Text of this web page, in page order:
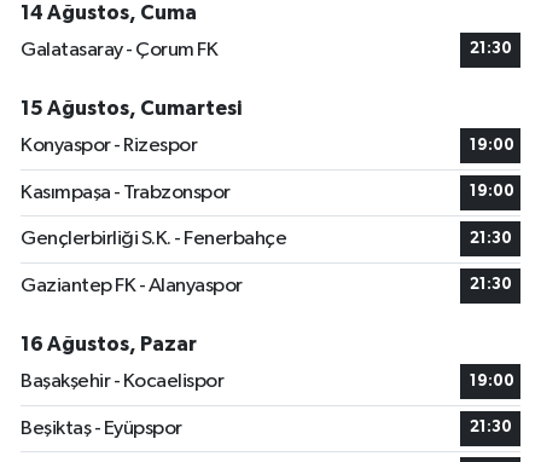
14 Ağustos, Cuma
Galatasaray - Çorum FK
21:30
15 Ağustos, Cumartesi
Konyaspor - Rizespor
19:00
Kasımpaşa - Trabzonspor 19:00
Gençlerbirliği S.K. - Fenerbahçe 21:30
Gaziantep FK - Alanyaspor 21:30
16 Ağustos, Pazar
Başakşehir - Kocaelispor
19:00
Beşiktaş - Eyüpspor 21:30